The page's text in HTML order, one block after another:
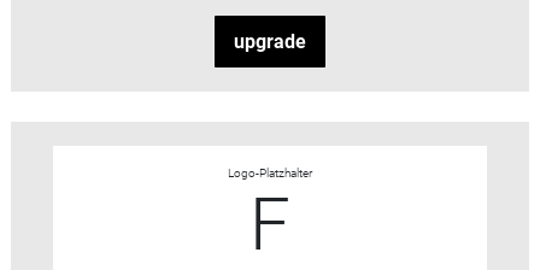
upgrade
Logo-Platzhalter
F